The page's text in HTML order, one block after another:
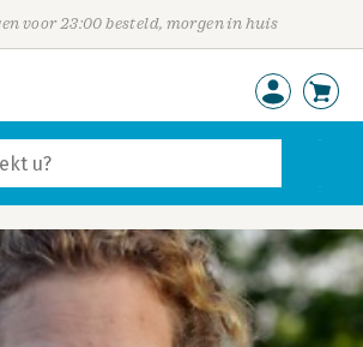
voor 23:00 besteld, morgen in huis